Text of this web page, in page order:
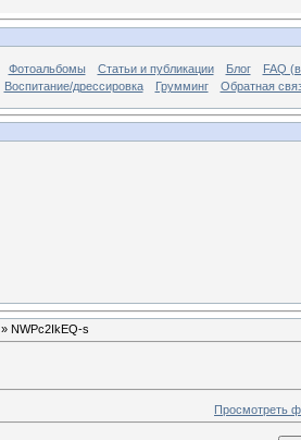
Фотоальбомы Статьи и публикации Блог
FAQ
Воспитание/дрессировка
Грумминг Обратная
» NWPc2IkEQ-s
Просмотреть